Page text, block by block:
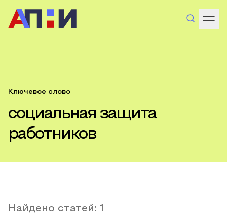
Ключевое слово
социальная защита
работников
Найдено статей: 1